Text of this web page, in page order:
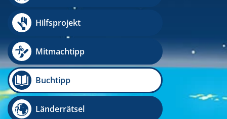
Hilfsprojekt
Mitmachtipp
Buchtipp
Länderrätsel